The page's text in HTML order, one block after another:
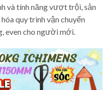
và tính năng vượt trội, sản
quy trình vận chuyển
even cho người mới.